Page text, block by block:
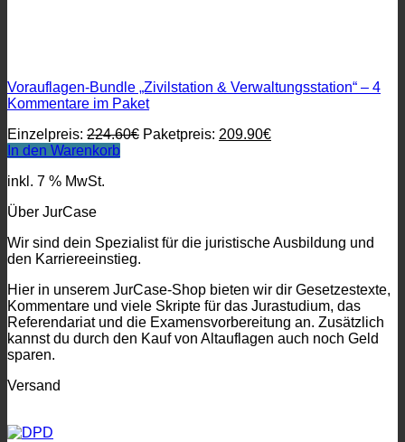
Vorauflagen-Bundle „Zivilstation & Verwaltungsstation“ – 4
Kommentare im Paket
Einzelpreis: 224.60€ Ursprünglicher
Paketpreis: 209.90€Aktueller
In den Warenkorb
inkl. 7 % MwSt.
Über JurCase
Wir sind dein Spezialist für die juristische Ausbildung und
den Karriereeinstieg.
Hier in unserem JurCase-Shop bieten wir dir Gesetzestexte,
Kommentare und viele Skripte für das Jurastudium, das
Referendariat und die Examensvorbereitung an. Zusätzlich
kannst du durch den Kauf von Altauflagen auch noch Geld
sparen.
Versand